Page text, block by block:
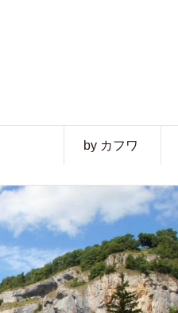
by カフワ